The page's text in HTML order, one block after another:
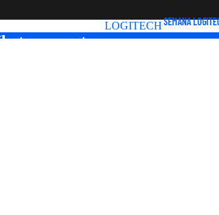
SEMANA
LOGITECH
a nuestros correos